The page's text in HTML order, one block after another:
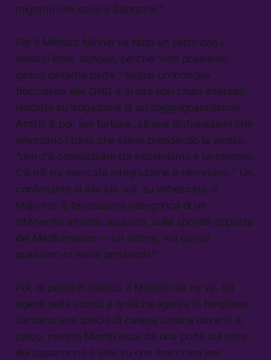
migranti che sono a Sabratha.”
Per il Ministro Minniti va fatto un patto con i
sindaci libici, dunque, perché “non possiamo
girarci dall’altra parte.” Segue un’indegna
frecciatina alle ONG e ai loro non chiari interessi,
lanciata su istigazione di un sogghignantissimo
Arditti. E poi, per fortuna, alcune dichiarazioni che
smorzano i tonio che stava prendendo la serata:
“non c’è correlazione tra estremismo e terrorismo.
C’è n’è tra mancata integrazione e terrorismo.” Un
confortante sì allo ius soli, su imbeccata di
Majorino. E l’esclusione categorica di un
intervento armato, appunto, sulla sponda opposta
del Mediterraneo — un attimo, ma quindi
qualcuno ci stava pensando?
Poi, di punto in bianco, il Ministro se ne va. Gli
agenti della scorta e qualche agente in borghese
formano una specie di catena umana davanti al
palco, mentre Minniti esce da una porta sul retro
del capannone e sale su una macchina per